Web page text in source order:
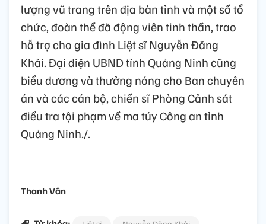
lượng vũ trang trên địa bàn tỉnh và một số tổ
chức, đoàn thể đã động viên tinh thần, trao
hỗ trợ cho gia đình Liệt sĩ Nguyễn Đăng
Khải. Đại diện UBND tỉnh Quảng Ninh cũng
biểu dương và thưởng nóng cho Ban chuyên
án và các cán bộ, chiến sĩ Phòng Cảnh sát
điều tra tội phạm về ma túy Công an tỉnh
Quảng Ninh./.
Thanh Vân